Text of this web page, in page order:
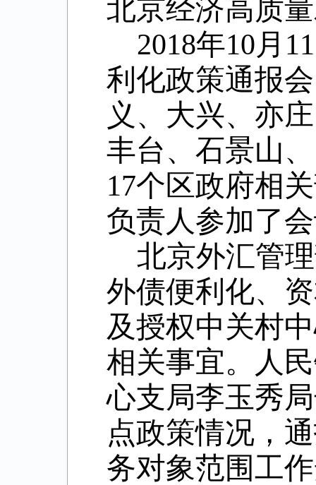
北京经济高质
2018年10月 11
利化政策通报
义、大兴、亦
丰台、石景山
17个区政府相
负责人参加了
北京外汇管
外债便利化、
及授权中关村
相关事宜。人
心支局李玉秀
点政策情况，
务对象范围工